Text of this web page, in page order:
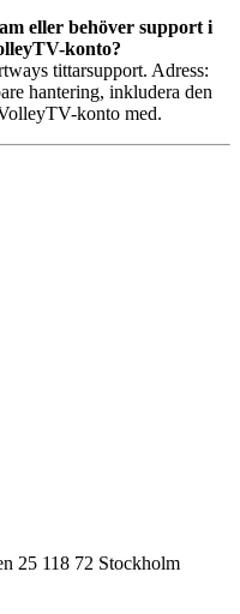
eller behöver support i
konto?
tittarsupport. Adress:
hantering, inkludera den
konto med.
25 118 72 Stockholm